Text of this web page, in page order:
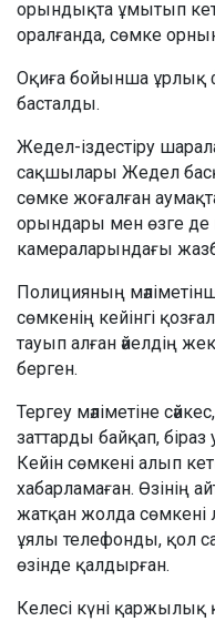
орындықта ұмытып
оралғанда, сөмке
Оқиға бойынша ұрлық
басталды.
Жедел-іздестіру
сақшылары Жедел
сөмке жоғалған
орындары мен өзге
камераларындағы
Полицияның
сөмкенің кейінгі
тауып алған әйелдің
берген.
Тергеу мәліметіне
заттарды байқап, біраз
Кейін сөмкені алып
хабарламаған. Өзінің
жатқан жолда сөмкені
ұялы телефонды, қол
өзінде қалдырған.
Келесі күні қаржылық